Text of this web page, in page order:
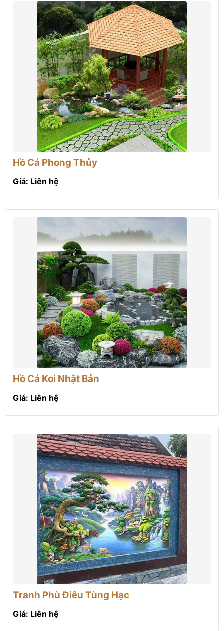
Hồ Cá Phong Thủy
Giá: Liên hệ
Hồ Cá Koi Nhật Bản
Giá: Liên hệ
Tranh Phù Điêu Tùng Hạc
Giá: Liên hệ